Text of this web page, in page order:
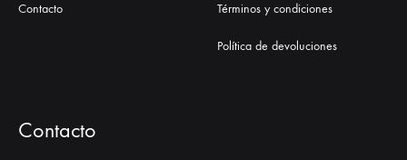
Contacto Términos y condiciones
Política de devoluciones
Contacto